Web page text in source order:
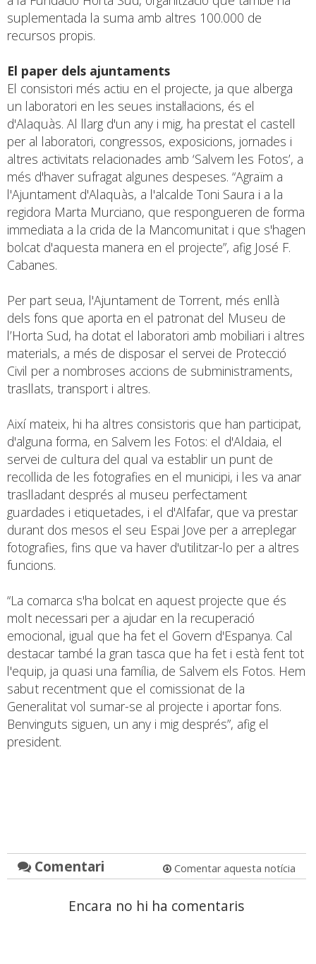
suplementada la suma amb altres 100.000 de
recursos propis.
El paper dels ajuntaments
El consistori més actiu en el projecte, ja que alberga
un laboratori en les seues instal·lacions, és el
d'Alaquàs. Al llarg d'un any i mig, ha prestat el castell
per al laboratori, congressos, exposicions, jornades i
altres activitats relacionades amb ‘Salvem les Fotos’, a
més d'haver sufragat algunes despeses. “Agraïm a
l'Ajuntament d'Alaquàs, a l'alcalde Toni Saura i a la
regidora Marta Murciano, que respongueren de forma
immediata a la crida de la Mancomunitat i que s'hagen
bolcat d'aquesta manera en el projecte”, afig José F.
Cabanes.
Per part seua, l'Ajuntament de Torrent, més enllà
dels fons que aporta en el patronat del Museu de
l’Horta Sud, ha dotat el laboratori amb mobiliari i altres
materials, a més de disposar el servei de Protecció
Civil per a nombroses accions de subministraments,
trasllats, transport i altres.
Així mateix, hi ha altres consistoris que han participat,
d'alguna forma, en Salvem les Fotos: el d'Aldaia, el
servei de cultura del qual va establir un punt de
recollida de les fotografies en el municipi, i les va anar
traslladant després al museu perfectament
guardades i etiquetades, i el d'Alfafar, que va prestar
durant dos mesos el seu Espai Jove per a arreplegar
fotografies, fins que va haver d'utilitzar-lo per a altres
funcions.
“La comarca s'ha bolcat en aquest projecte que és
molt necessari per a ajudar en la recuperació
emocional, igual que ha fet el Govern d'Espanya. Cal
destacar també la gran tasca que ha fet i està fent tot
l'equip, ja quasi una família, de Salvem els Fotos. Hem
sabut recentment que el comissionat de la
Generalitat vol sumar-se al projecte i aportar fons.
Benvinguts siguen, un any i mig després”, afig el
president.
Comentari Comentar aquesta notícia
Encara no hi ha comentaris